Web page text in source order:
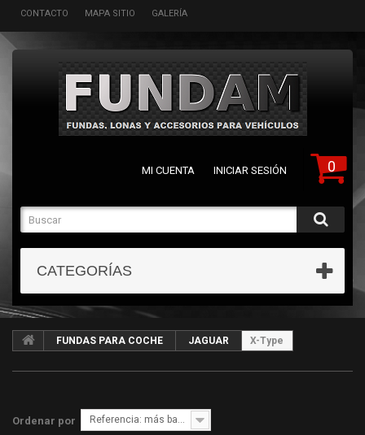
CONTACTO MAPA SITIO GALERÍA
0
MI CUENTA INICIAR SESIÓN
CATEGORÍAS
FUNDAS PARA COCHE JAGUAR X-Type
Ordenar por Referencia: más bajo primero